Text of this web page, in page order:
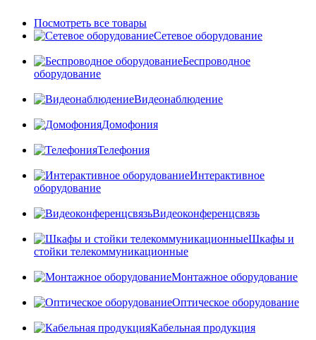
Посмотреть все товары
Сетевое оборудование
Беспроводное
оборудование
Видеонаблюдение
Домофония
Телефония
Интерактивное
оборудование
Видеоконференцсвязь
Шкафы и
стойки телекоммуникационные
Монтажное оборудование
Оптическое оборудование
Кабельная продукция